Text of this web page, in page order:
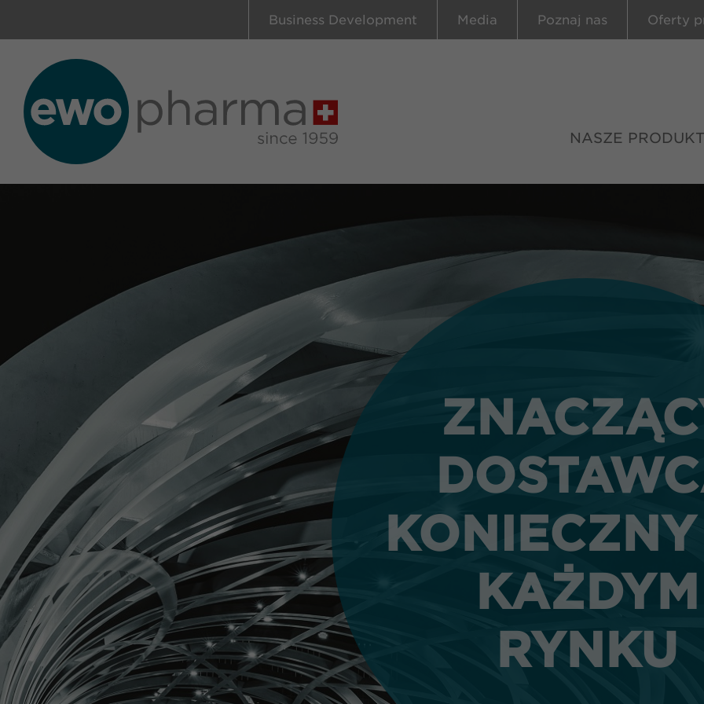
Business Development Media Poznaj nas Oferty
NASZE
KAŻDYM
RYNKU
KAŻDYM
RYNKU